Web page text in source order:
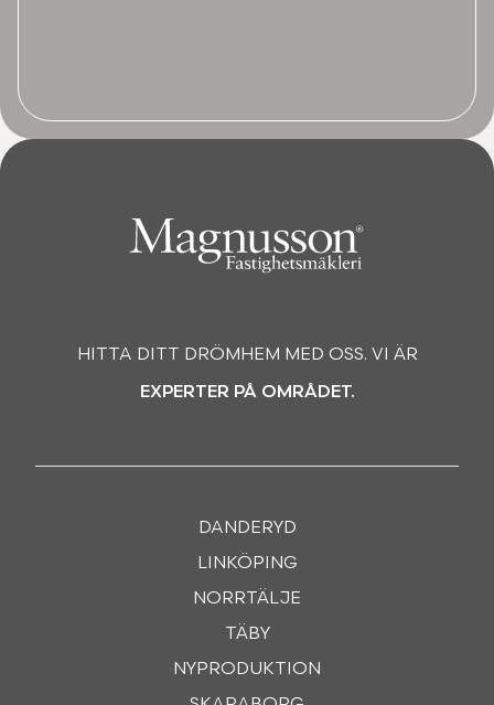
HITTA DITT DRÖMHEM MED OSS. VI ÄR
EXPERTER PÅ OMRÅDET.
DANDERYD
LINKÖPING
NORRTÄLJE
TÄBY
NYPRODUKTION